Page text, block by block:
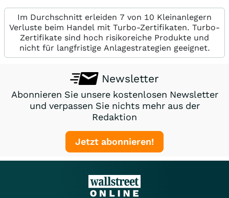
Im Durchschnitt erleiden 7 von 10 Kleinanlegern
Verluste beim Handel mit Turbo-Zertifikaten. Turbo-
Zertifikate sind hoch risikoreiche Produkte und
nicht für langfristige Anlagestrategien geeignet.
Newsletter
Abonnieren Sie unsere kostenlosen Newsletter
und verpassen Sie nichts mehr aus der
Redaktion
Jetzt abonnieren!